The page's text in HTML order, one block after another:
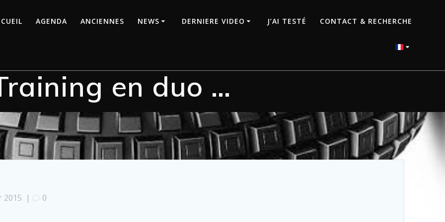
AGENDA ANCIENNES NEWS DERNIERE VIDEO J’AI TESTÉ CONTACT & RECHERCHE
en duo …
2015 | 0